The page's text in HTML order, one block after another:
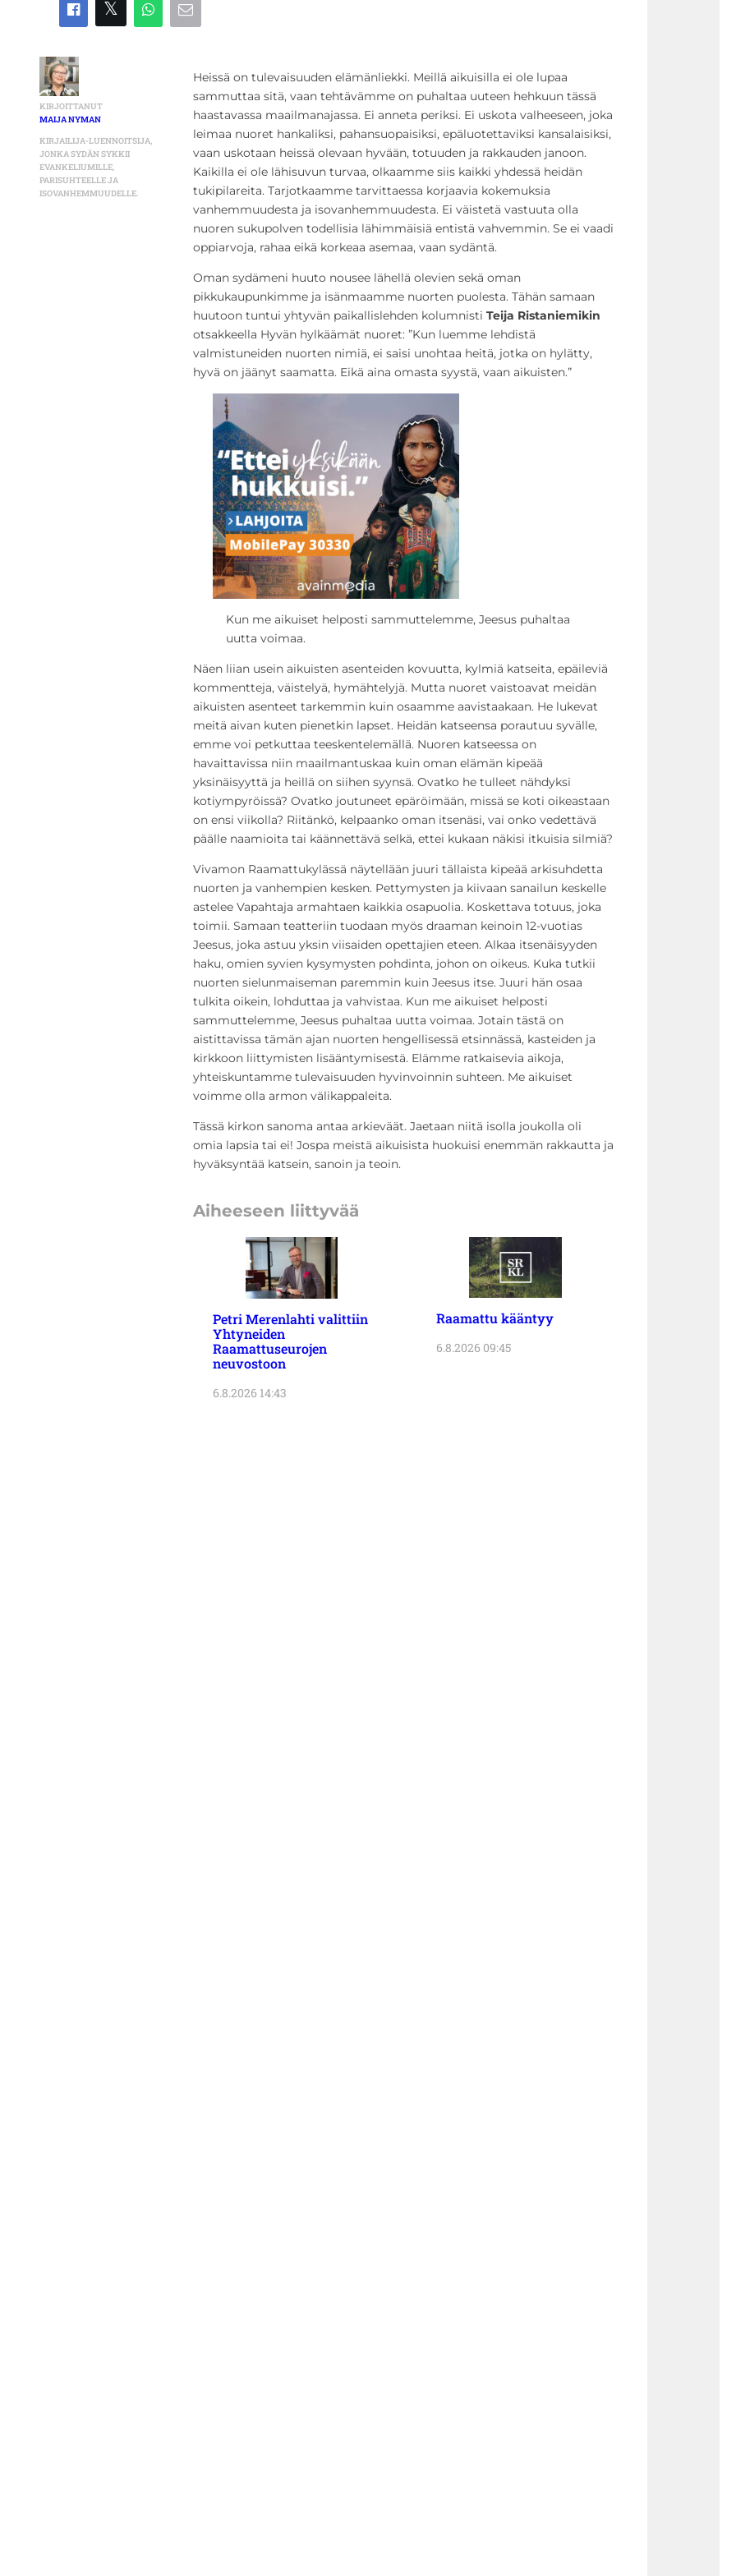
KIRJOITTANUT
MAIJA NYMAN
KIRJAILIJA-LUENNOITSIJA,
JONKA SYDÄN SYKKII
EVANKELIUMILLE,
PARISUHTEELLE JA
ISOVANHEMMUUDELLE.
Heissä on tulevaisuuden elämänliekki. Meillä aikuisilla ei ole lupaa
sammuttaa sitä, vaan tehtävämme on puhaltaa uuteen hehkuun tässä
haastavassa maailmanajassa. Ei anneta periksi. Ei uskota valheeseen, joka
leimaa nuoret hankaliksi, pahansuopaisiksi, epäluotettaviksi kansalaisiksi,
vaan uskotaan heissä olevaan hyvään, totuuden ja rakkauden janoon.
Kaikilla ei ole lähisuvun turvaa, olkaamme siis kaikki yhdessä heidän
tukipilareita. Tarjotkaamme tarvittaessa korjaavia kokemuksia
vanhemmuudesta ja isovanhemmuudesta. Ei väistetä vastuuta olla
nuoren sukupolven todellisia lähimmäisiä entistä vahvemmin. Se ei vaadi
oppiarvoja, rahaa eikä korkeaa asemaa, vaan sydäntä.
Oman sydämeni huuto nousee lähellä olevien sekä oman
pikkukaupunkimme ja isänmaamme nuorten puolesta. Tähän samaan
huutoon tuntui yhtyvän paikallislehden kolumnisti Teija Ristaniemikin
otsakkeella Hyvän hylkäämät nuoret: ”Kun luemme lehdistä
valmistuneiden nuorten nimiä, ei saisi unohtaa heitä, jotka on hylätty,
hyvä on jäänyt saamatta. Eikä aina omasta syystä, vaan aikuisten.”
Kun me aikuiset helposti sammuttelemme, Jeesus puhaltaa
uutta voimaa.
Näen liian usein aikuisten asenteiden kovuutta, kylmiä katseita, epäileviä
kommentteja, väistelyä, hymähtelyjä. Mutta nuoret vaistoavat meidän
aikuisten asenteet tarkemmin kuin osaamme aavistaakaan. He lukevat
meitä aivan kuten pienetkin lapset. Heidän katseensa porautuu syvälle,
emme voi petkuttaa teeskentelemällä. Nuoren katseessa on
havaittavissa niin maailmantuskaa kuin oman elämän kipeää
yksinäisyyttä ja heillä on siihen syynsä. Ovatko he tulleet nähdyksi
kotiympyröissä? Ovatko joutuneet epäröimään, missä se koti oikeastaan
on ensi viikolla? Riitänkö, kelpaanko oman itsenäsi, vai onko vedettävä
päälle naamioita tai käännettävä selkä, ettei kukaan näkisi itkuisia silmiä?
Vivamon Raamattukylässä näytellään juuri tällaista kipeää arkisuhdetta
nuorten ja vanhempien kesken. Pettymysten ja kiivaan sanailun keskelle
astelee Vapahtaja armahtaen kaikkia osapuolia. Koskettava totuus, joka
toimii. Samaan teatteriin tuodaan myös draaman keinoin 12-vuotias
Jeesus, joka astuu yksin viisaiden opettajien eteen. Alkaa itsenäisyyden
haku, omien syvien kysymysten pohdinta, johon on oikeus. Kuka tutkii
nuorten sielunmaiseman paremmin kuin Jeesus itse. Juuri hän osaa
tulkita oikein, lohduttaa ja vahvistaa. Kun me aikuiset helposti
sammuttelemme, Jeesus puhaltaa uutta voimaa. Jotain tästä on
aistittavissa tämän ajan nuorten hengellisessä etsinnässä, kasteiden ja
kirkkoon liittymisten lisääntymisestä. Elämme ratkaisevia aikoja,
yhteiskuntamme tulevaisuuden hyvinvoinnin suhteen. Me aikuiset
voimme olla armon välikappaleita.
Tässä kirkon sanoma antaa arkieväät. Jaetaan niitä isolla joukolla oli
omia lapsia tai ei! Jospa meistä aikuisista huokuisi enemmän rakkautta ja
hyväksyntää katsein, sanoin ja teoin.
Aiheeseen liittyvää
Petri Merenlahti valittiin
Yhtyneiden
Raamattuseurojen
neuvostoon
6.8.2026 14:43
Raamattu kääntyy
6.8.2026 09:45